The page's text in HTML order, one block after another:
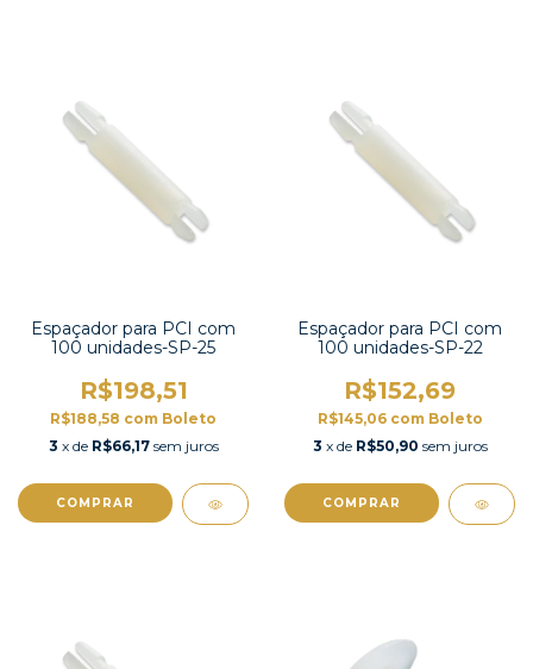
Espaçador para PCI com
100 unidades-SP-25
R$198,51
R$188,58 com Boleto
3 x de R$66,17 sem juros
COMPRAR
Espaçador para PCI com
100 unidades-SP-22
R$152,69
R$145,06 com Boleto
3 x de R$50,90 sem juros
COMPRAR